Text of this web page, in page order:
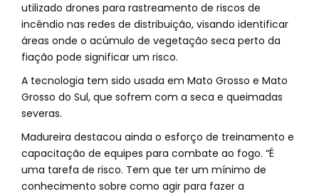
utilizado drones para rastreamento de riscos de
incêndio nas redes de distribuição, visando identificar
áreas onde o acúmulo de vegetação seca perto da
fiação pode significar um risco.
A tecnologia tem sido usada em Mato Grosso e Mato
Grosso do Sul, que sofrem com a seca e queimadas
severas.
Madureira destacou ainda o esforço de treinamento e
capacitação de equipes para combate ao fogo. “É
uma tarefa de risco. Tem que ter um mínimo de
conhecimento sobre como agir para fazer a